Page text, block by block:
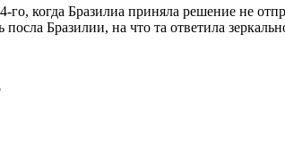
когда Бразилиа приняла решение не
Бразилии, на что та ответила